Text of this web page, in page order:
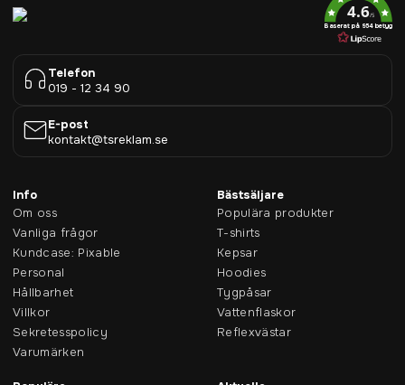
4.6/5
Baserat på 954 betyg
Telefon
019 - 12 34 90
E-post
kontakt@tsreklam.se
Info
Om oss
Vanliga frågor
Kundcase: Pixable
Personal
Hållbarhet
Villkor
Sekretesspolicy
Varumärken
Bästsäljare
Populära produkter
T-shirts
Kepsar
Hoodies
Tygpåsar
Vattenflaskor
Reflexvästar